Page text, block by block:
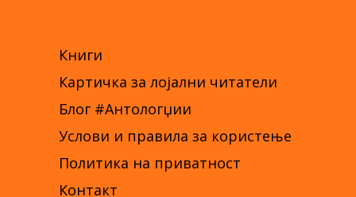
Книги
Картичка за лојални читатели
Блог #Антологџии
Услови и правила за користење
Политика на приватност
Контакт